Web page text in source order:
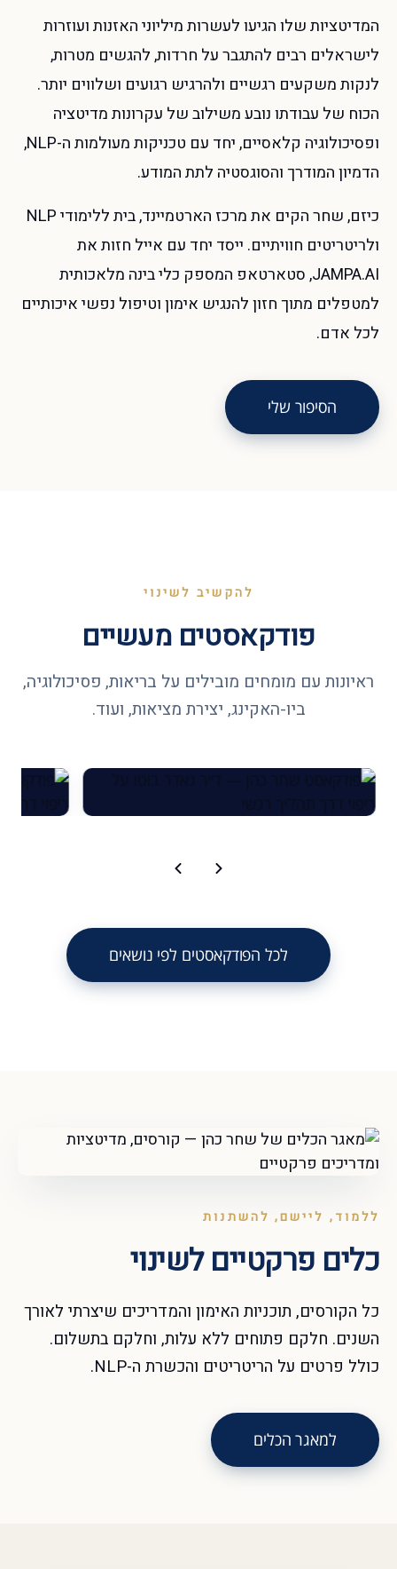
המדיטציות שלו הגיעו לעשרות מיליוני האזנות ועוזרות
לישראלים רבים להתגבר על חרדות, להגשים מטרות,
לנקות משקעים רגשיים ולהרגיש רגועים ושלווים יותר.
הכוח של עבודתו נובע משילוב של עקרונות מדיטציה
ופסיכולוגיה קלאסיים, יחד עם טכניקות מעולמות ה-NLP,
הדמיון המודרך והסוגסטיה לתת המודע.
כיזם, שחר הקים את מרכז הארטמיינד, בית ללימודי NLP
ולריטריטים חוויתיים. ייסד יחד עם אייל חזות את
JAMPA.AI, סטארטאפ המספק כלי בינה מלאכותית
למטפלים מתוך חזון להנגיש אימון וטיפול נפשי איכותיים
לכל אדם.
הסיפור שלי
להקשיב לשינוי
פודקאסטים מעשיים
ראיונות עם מומחים מובילים על בריאות, פסיכולוגיה,
ביו-האקינג, יצירת מציאות, ועוד.
לכל הפודקאסטים לפי נושאים
ללמוד, ליישם, להשתנות
כלים פרקטיים לשינוי
כל הקורסים, תוכניות האימון והמדריכים שיצרתי לאורך
השנים. חלקם פתוחים ללא עלות, וחלקם בתשלום.
כולל פרטים על הריטריטים והכשרת ה-NLP.
למאגר הכלים